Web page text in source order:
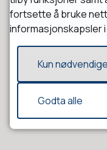
Plan
Bygge, rive,
fortsette å bruke
informasjonskapsler
Kun nødvendige
Godta alle